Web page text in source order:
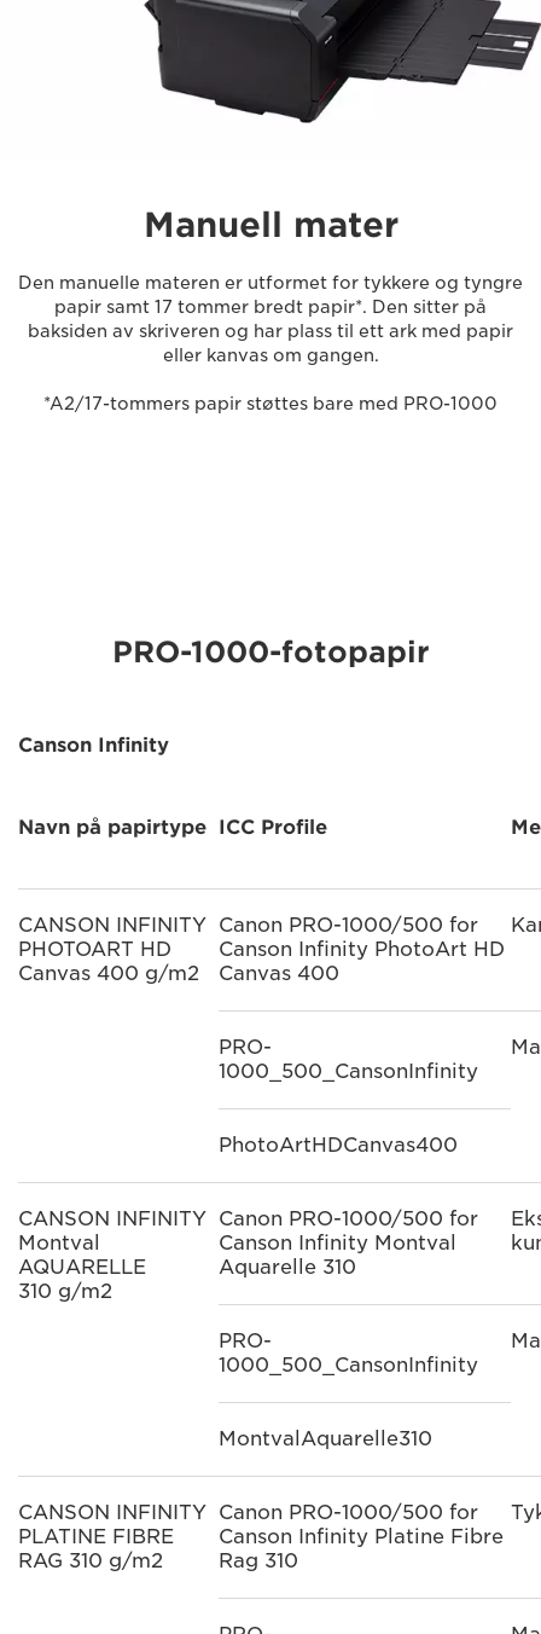
Manuell mater
Den manuelle materen er utformet for tykkere og tyngre
papir samt 17 tommer bredt papir*. Den sitter på
baksiden av skriveren og har plass til ett ark med papir
eller kanvas om gangen.
*A2/17-tommers papir støttes bare med PRO-1000
PRO-1000-fotopapir
Canson Infinity
Navn på papirtype ICC Profile
CANSON INFINITY
PHOTOART HD
Canvas 400 g/m2
Canon PRO-1000/500 for
Canson Infinity PhotoArt HD
Canvas 400
PRO-
1000_500_CansonInfinity
PhotoArtHDCanvas400
CANSON INFINITY
Montval
AQUARELLE
310 g/m2
Canon PRO-1000/500 for
Canson Infinity Montval
Aquarelle 310
PRO-
1000_500_CansonInfinity
MontvalAquarelle310
CANSON INFINITY
PLATINE FIBRE
RAG 310 g/m2
Canon PRO-1000/500 for
Canson Infinity Platine Fibre
Rag 310